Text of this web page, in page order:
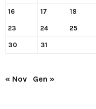
16 17 18
23 24 25
30 31
« Nov Gen »